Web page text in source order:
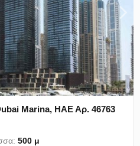
Marina, ΗΑΕ Αρ. 46763
500 μ